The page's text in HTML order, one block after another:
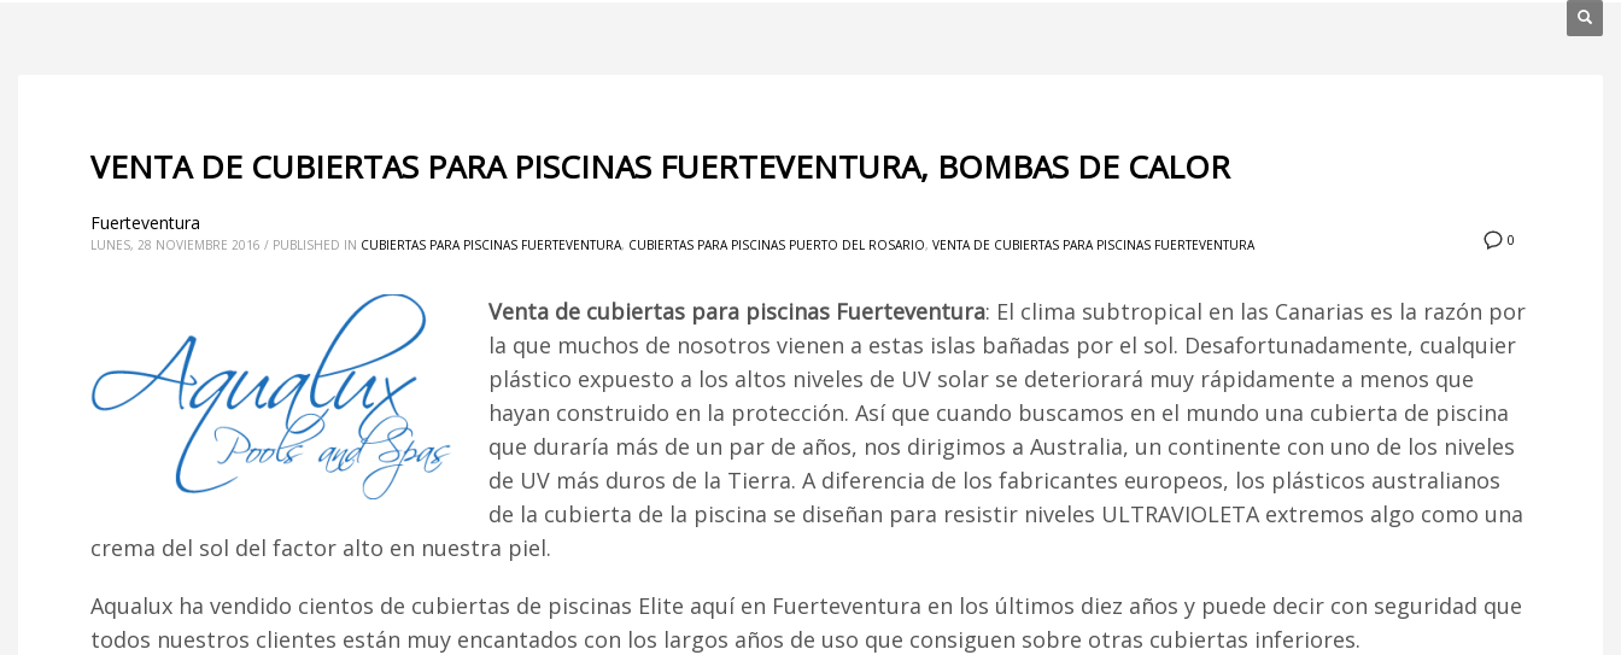
VENTA DE CUBIERTAS PARA PISCINAS FUERTEVENTURA, BOMBAS DE CALOR
0
Fuerteventura
LUNES, 28 NOVIEMBRE 2016 / PUBLISHED IN CUBIERTAS PARA PISCINAS FUERTEVENTURA, CUBIERTAS PARA PISCINAS PUERTO DEL ROSARIO, VENTA DE CUBIERTAS PARA PISCINAS FUERTEVENTURA
Venta de cubiertas para piscinas Fuerteventura: El clima subtropical en las Canarias es la razón por
la que muchos de nosotros vienen a estas islas bañadas por el sol. Desafortunadamente, cualquier
plástico expuesto a los altos niveles de UV solar se deteriorará muy rápidamente a menos que
hayan construido en la protección. Así que cuando buscamos en el mundo una cubierta de piscina
que duraría más de un par de años, nos dirigimos a Australia, un continente con uno de los niveles
de UV más duros de la Tierra. A diferencia de los fabricantes europeos, los plásticos australianos
de la cubierta de la piscina se diseñan para resistir niveles ULTRAVIOLETA extremos algo como una
crema del sol del factor alto en nuestra piel.
Aqualux ha vendido cientos de cubiertas de piscinas Elite aquí en Fuerteventura en los últimos diez años y puede decir con seguridad que
todos nuestros clientes están muy encantados con los largos años de uso que consiguen sobre otras cubiertas inferiores.